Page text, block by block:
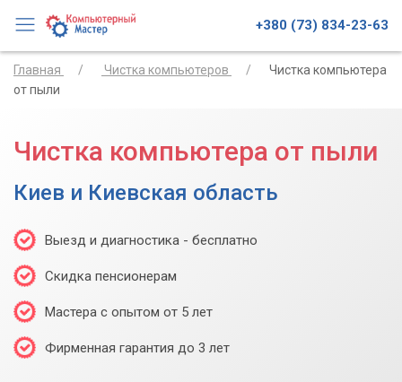
+380 (73) 834-23-63
Главная Чистка компьютеров
Чистка компьютера
от пыли
Чистка компьютера от пыли
Киев и Киевская область
Выезд и диагностика - бесплатно
Скидка пенсионерам
Мастера с опытом от 5 лет
Фирменная гарантия до 3 лет